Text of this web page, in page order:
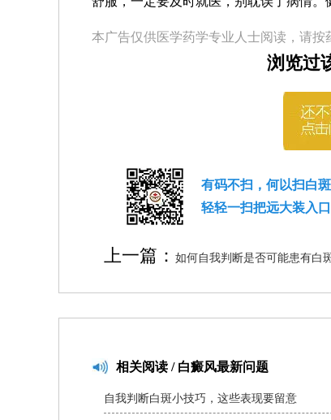
本广告仅供医学药学专业人士阅读，请
浏览过
有码不扫，何以扫白斑
轻轻一扫把远大装入
上一篇： 如何自我判断是否可能患有白
相关阅读 / 白癜风最新问题
自我判断白斑小技巧，这些表现要留意